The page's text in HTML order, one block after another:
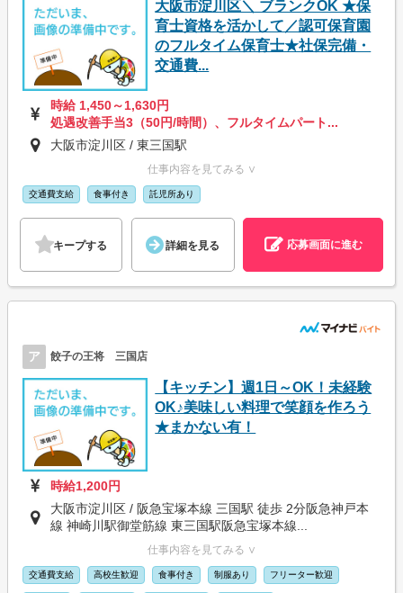
大阪市淀川区＼ ブランクOK ★保
育士資格を活かして／認可保育園
のフルタイム保育士★社保完備・
交通費...
時給 1,450～1,630円
処遇改善手当3（50円/時間）、フルタイムパート...
大阪市淀川区 / 東三国駅
仕事内容を見てみる ∨
交通費支給 食事付き 託児所あり
キープする 詳細を見る 応募画面に進む
ア 餃子の王将 三国店
【キッチン】週1日～OK！未経験
OK♪美味しい料理で笑顔を作ろう
★まかない有！
時給1,200円
大阪市淀川区 / 阪急宝塚本線 三国駅 徒歩 2分阪急神戸本
線 神崎川駅御堂筋線 東三国駅阪急宝塚本線...
仕事内容を見てみる ∨
交通費支給 高校生歓迎 食事付き 制服あり フリーター歓迎